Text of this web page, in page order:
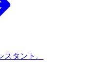
タント。